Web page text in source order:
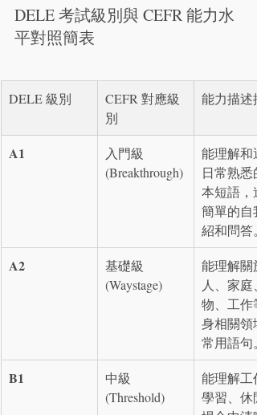
DELE 考試級別與 CEFR 能力水
平對照簡表
DELE 級別
CEFR 對應級
別
能力描述
A1
入門級
(Breakthrough)
能理解和
日常熟悉
本短語，
簡單的自
紹和問答。
A2
基礎級
(Waystage)
能理解關
人、家庭
物、工作
身相關領
常用語句。
B1
中級
(Threshold)
能理解工
學習、休